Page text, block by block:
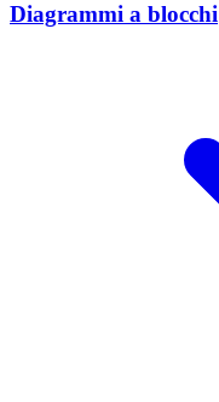
Diagrammi a blocchi